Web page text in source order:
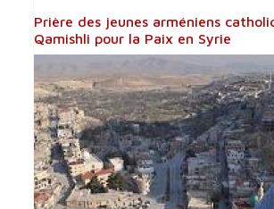
Prière des jeunes arméniens
Qamishli pour la Paix en Syrie